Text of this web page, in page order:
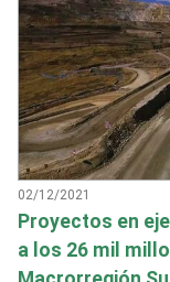
02/12/2021
Proyectos en
a los 26 mil